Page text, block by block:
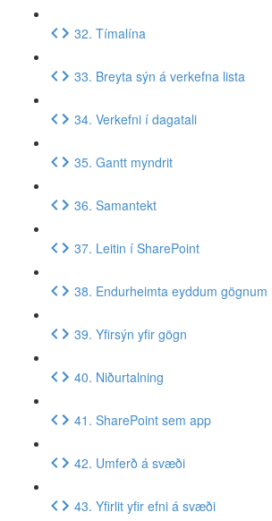
32. Tímalína
33. Breyta sýn á verkefna lista
34. Verkefni í dagatali
35. Gantt myndrit
36. Samantekt
37. Leitin í SharePoint
38. Endurheimta eyddum gögnum
39. Yfirsýn yfir gögn
40. Niðurtalning
41. SharePoint sem app
42. Umferð á svæði
43. Yfirlit yfir efni á svæði